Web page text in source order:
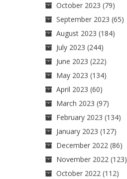
October 2023 (79)
September 2023 (65)
August 2023 (184)
July 2023 (244)
June 2023 (222)
May 2023 (134)
April 2023 (60)
March 2023 (97)
February 2023 (134)
January 2023 (127)
December 2022(86)
November 2022(123)
October 2022(112)